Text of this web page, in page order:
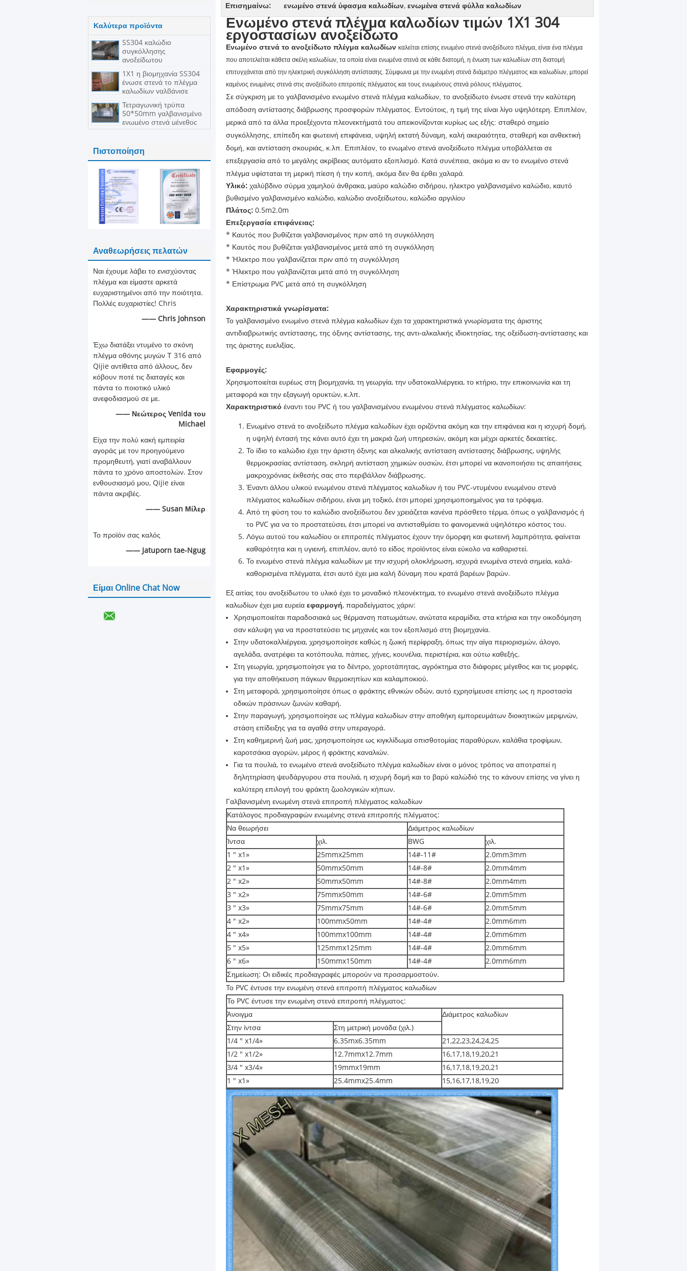
Καλύτερα προϊόντα
SS304 καλώδιο
συγκόλλησης
ανοξείδωτου
1X1 η βιομηχανία SS304
ένωσε στενά το πλέγμα
καλωδίων γαλβάνισε
Τετραγωνική τρύπα
50*50mm γαλβανισμένο
ενωμένο στενά μέγεθος
φύλλων 4.2*0.8 Μ
Πιστοποίηση
Αναθεωρήσεις πελατών
Ναι έχουμε λάβει το ενισχύοντας
πλέγμα και είμαστε αρκετά
ευχαριστημένοι από την ποιότητα.
Πολλές ευχαριστίες! Chris
—— Chris Johnson
Έχω διατάξει ντυμένο το σκόνη
πλέγμα οθόνης μυγών Τ 316 από
Qijie αντίθετα από άλλους, δεν
κόβουν ποτέ τις διαταγές και
πάντα το ποιοτικό υλικό
ανεφοδιασμού σε με.
—— Νεώτερος Venida του
Michael
Είχα την πολύ κακή εμπειρία
αγοράς με τον προηγούμενο
προμηθευτή, γιατί αναβάλλουν
πάντα το χρόνο αποστολών. Στον
ενθουσιασμό μου, Qijie είναι
πάντα ακριβές.
—— Susan Μίλερ
Το προϊόν σας καλός
—— Jatuporn tae-Ngug
Είμαι Online Chat Now
Επισημαίνω: ενωμένο στενά ύφασμα καλωδίων, ενωμένα στενά φύλλα καλωδίων
Ενωμένο στενά πλέγμα καλωδίων τιμών 1X1 304
εργοστασίων ανοξείδωτο
Ενωμένο στενά το ανοξείδωτο πλέγμα καλωδίων καλείται επίσης ενωμένο στενά ανοξείδωτο πλέγμα, είναι ένα πλέγμα
που αποτελείται κάθετα σκέλη καλωδίων, τα οποία είναι ενωμένα στενά σε κάθε διατομή, η ένωση των καλωδίων στη διατομή
επιτυγχάνεται από την ηλεκτρική συγκόλληση αντίστασης. Σύμφωνα με την ενωμένη στενά διάμετρο πλέγματος και καλωδίων, μπορεί
καμένος ενωμένες στενά στις ανοξείδωτο επιτροπές πλέγματος και τους ενωμένους στενά ρόλους πλέγματος.
Σε σύγκριση με το γαλβανισμένο ενωμένο στενά πλέγμα καλωδίων, το ανοξείδωτο ένωσε στενά την καλύτερη
απόδοση αντίστασης διάβρωσης προσφορών πλέγματος. Εντούτοις, η τιμή της είναι λίγο υψηλότερη. Επιπλέον,
μερικά από τα άλλα προεξέχοντα πλεονεκτήματά του απεικονίζονται κυρίως ως εξής: σταθερό σημείο
συγκόλλησης, επίπεδη και φωτεινή επιφάνεια, υψηλή εκτατή δύναμη, καλή ακεραιότητα, σταθερή και ανθεκτική
δομή, και αντίσταση σκουριάς, κ.λπ. Επιπλέον, το ενωμένο στενά ανοξείδωτο πλέγμα υποβάλλεται σε
επεξεργασία από το μεγάλης ακρίβειας αυτόματο εξοπλισμό. Κατά συνέπεια, ακόμα κι αν το ενωμένο στενά
πλέγμα υφίσταται τη μερική πίεση ή την κοπή, ακόμα δεν θα έρθει χαλαρά.
Υλικό: χαλύβδινο σύρμα χαμηλού άνθρακα, μαύρο καλώδιο σιδήρου, ηλεκτρο γαλβανισμένο καλώδιο, καυτό
βυθισμένο γαλβανισμένο καλώδιο, καλώδιο ανοξείδωτου, καλώδιο αργιλίου
Πλάτος: 0.5m2.0m
Επεξεργασία επιφάνειας:
* Καυτός που βυθίζεται γαλβανισμένος πριν από τη συγκόλληση
* Καυτός που βυθίζεται γαλβανισμένος μετά από τη συγκόλληση
* Ήλεκτρο που γαλβανίζεται πριν από τη συγκόλληση
* Ήλεκτρο που γαλβανίζεται μετά από τη συγκόλληση
* Επίστρωμα PVC μετά από τη συγκόλληση
Χαρακτηριστικά γνωρίσματα:
Το γαλβανισμένο ενωμένο στενά πλέγμα καλωδίων έχει τα χαρακτηριστικά γνωρίσματα της άριστης
αντιδιαβρωτικής αντίστασης, της όξινης αντίστασης, της αντι-αλκαλικής ιδιοκτησίας, της οξείδωση-αντίστασης και
της άριστης ευελιξίας.
Εφαρμογές:
Χρησιμοποιείται ευρέως στη βιομηχανία, τη γεωργία, την υδατοκαλλιέργεια, το κτήριο, την επικοινωνία και τη
μεταφορά και την εξαγωγή ορυκτών, κ.λπ.
Χαρακτηριστικό έναντι του PVC ή του γαλβανισμένου ενωμένου στενά πλέγματος καλωδίων:
Ενωμένο στενά το ανοξείδωτο πλέγμα καλωδίων έχει οριζόντια ακόμη και την επιφάνεια και η ισχυρή δομή,
η υψηλή έντασή της κάνει αυτό έχει τη μακριά ζωή υπηρεσιών, ακόμη και μέχρι αρκετές δεκαετίες.
Το ίδιο το καλώδιο έχει την άριστη όξινης και αλκαλικής αντίσταση αντίστασης διάβρωσης, υψηλής
θερμοκρασίας αντίσταση, σκληρή αντίσταση χημικών ουσιών, έτσι μπορεί να ικανοποιήσει τις απαιτήσεις
μακροχρόνιας έκθεσής σας στο περιβάλλον διάβρωσης.
Έναντι άλλου υλικού ενωμένου στενά πλέγματος καλωδίων ή του PVC-ντυμένου ενωμένου στενά
πλέγματος καλωδίων σιδήρου, είναι μη τοξικό, έτσι μπορεί χρησιμοποιημένος για τα τρόφιμα.
Από τη φύση του το καλώδιο ανοξείδωτου δεν χρειάζεται κανένα πρόσθετο τέρμα, όπως ο γαλβανισμός ή
το PVC για να το προστατεύσει, έτσι μπορεί να αντισταθμίσει το φαινομενικά υψηλότερο κόστος του.
Λόγω αυτού του καλωδίου οι επιτροπές πλέγματος έχουν την όμορφη και φωτεινή λαμπρότητα, φαίνεται
καθαρότητα και η υγιεινή, επιπλέον, αυτό το είδος προϊόντος είναι εύκολο να καθαριστεί.
Το ενωμένο στενά πλέγμα καλωδίων με την ισχυρή ολοκλήρωση, ισχυρά ενωμένα στενά σημεία, καλά-
καθορισμένα πλέγματα, έτσι αυτό έχει μια καλή δύναμη που κρατά βαρέων βαρών.
Εξ αιτίας του ανοξείδωτου το υλικό έχει το μοναδικό πλεονέκτημα, το ενωμένο στενά ανοξείδωτο πλέγμα
καλωδίων έχει μια ευρεία εφαρμογή, παραδείγματος χάριν:
Χρησιμοποιείται παραδοσιακά ως θέρμανση πατωμάτων, ανώτατα κεραμίδια, στα κτήρια και την οικοδόμηση
σαν κάλυψη για να προστατεύσει τις μηχανές και τον εξοπλισμό στη βιομηχανία.
Στην υδατοκαλλιέργεια, χρησιμοποίησε καθώς η ζωική περίφραξη, όπως την αίγα περιορισμών, άλογο,
αγελάδα, ανατρέφει τα κοτόπουλα, πάπιες, χήνες, κουνέλια, περιστέρια, και ούτω καθεξής.
Στη γεωργία, χρησιμοποίησε για το δέντρο, χορτοτάπητας, αγρόκτημα στο διάφορες μέγεθος και τις μορφές,
για την αποθήκευση πάγκων θερμοκηπίων και καλαμποκιού.
Στη μεταφορά, χρησιμοποίησε όπως ο φράκτης εθνικών οδών, αυτό εχρησίμευσε επίσης ως η προστασία
οδικών πράσινων ζωνών καθαρή.
Στην παραγωγή, χρησιμοποίησε ως πλέγμα καλωδίων στην αποθήκη εμπορευμάτων διοικητικών μεριμνών,
στάση επίδειξης για τα αγαθά στην υπεραγορά.
Στη καθημερινή ζωή μας, χρησιμοποίησε ως κιγκλίδωμα οπισθοτομίας παραθύρων, καλάθια τροφίμων,
καροτσάκια αγορών, μέρος ή φράκτης καναλιών.
Για τα πουλιά, το ενωμένο στενά ανοξείδωτο πλέγμα καλωδίων είναι ο μόνος τρόπος να αποτραπεί η
δηλητηρίαση ψευδάργυρου στα πουλιά, η ισχυρή δομή και το βαρύ καλώδιό της το κάνουν επίσης να γίνει η
καλύτερη επιλογή του φράκτη ζωολογικών κήπων.
Γαλβανισμένη ενωμένη στενά επιτροπή πλέγματος καλωδίων
Κατάλογος προδιαγραφών ενωμένης στενά επιτροπής πλέγματος:
Να θεωρήσει
Διάμετρος καλωδίων
Ίντσα
χιλ. BWG
χιλ.
1 " x1»
25mmx25mm 14#-11#
2.0mm3mm
2 " x1»
50mmx50mm 14#-8#
2.0mm4mm
2 " x2»
50mmx50mm 14#-8#
2.0mm4mm
3 " x2»
75mmx50mm 14#-6#
2.0mm5mm
3 " x3»
75mmx75mm 14#-6#
2.0mm5mm
4 " x2»
100mmx50mm 14#-4#
2.0mm6mm
4 " x4»
100mmx100mm 14#-4#
2.0mm6mm
5 " x5»
125mmx125mm 14#-4#
2.0mm6mm
6 " x6»
150mmx150mm 14#-4#
2.0mm6mm
Σημείωση: Οι ειδικές προδιαγραφές μπορούν να προσαρμοστούν.
Το PVC έντυσε την ενωμένη στενά επιτροπή πλέγματος καλωδίων
Το PVC έντυσε την ενωμένη στενά επιτροπή πλέγματος:
Άνοιγμα
Διάμετρος καλωδίων
Στην ίντσα
Στη μετρική μονάδα (χιλ.)
1/4 " x1/4»
6.35mx6.35mm
21,22,23,24,24,25
1/2 " x1/2»
12.7mmx12.7mm
16,17,18,19,20,21
3/4 " x3/4»
19mmx19mm
16,17,18,19,20,21
1 " x1»
25.4mmx25.4mm 15,16,17,18,19,20